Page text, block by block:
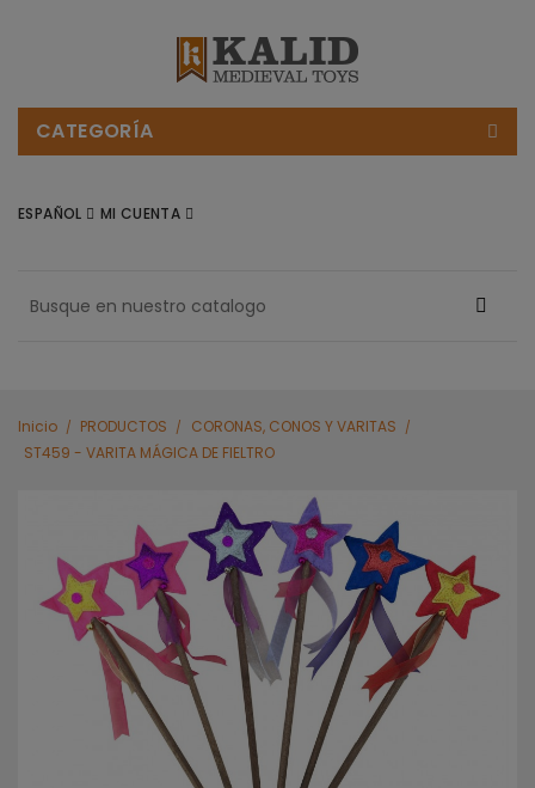
CATEGORÍA
ESPAÑOL MI CUENTA
Inicio PRODUCTOS
CORONAS, CONOS Y VARITAS
ST459 - VARITA MÁGICA DE FIELTRO